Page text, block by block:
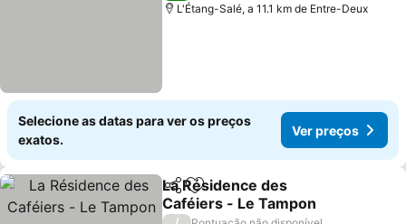
L'Étang-Salé, a 11.1 km de Entre-Deux
Selecione as datas para ver os preços
exatos.
Ver preços
PartilharAdicionar aos favoritos
La Résidence des
Caféiers - Le Tampon